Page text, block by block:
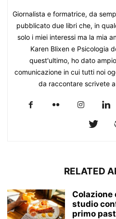
Giornalista e formatrice, da
pubblicato due libri che, in
solo i miei interessi ma la mia
Karen Blixen e Psicologia
quest'ultimo, ho dato
comunicazione in cui tutti noi
da raccontare scrivete
RELATED
Colazione
studio
primo